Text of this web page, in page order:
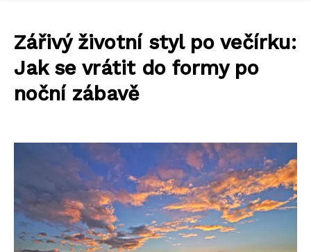
Zářivý životní styl po večírku:
Jak se vrátit do formy po
noční zábavě